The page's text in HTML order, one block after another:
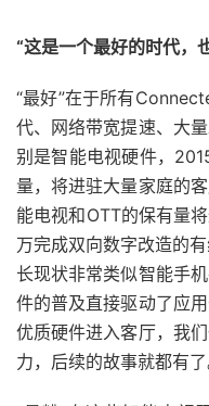
“这是一个最好的时代，
“最好”在于所有
代、网络带宽提速、大
别是智能电视硬件，
量，将进驻大量家庭的
能电视和OTT的保有量
万完成双向数字改造的
长现状非常类似智能手
件的普及直接驱动了应
优质硬件进入客厅，我
力，后续的故事就都有了